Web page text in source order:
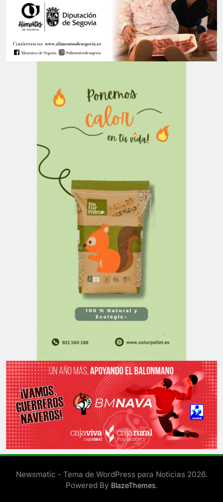
Newsmatic - Tema de WordPress para Noticias 2026.
Powered By BlazeThemes.